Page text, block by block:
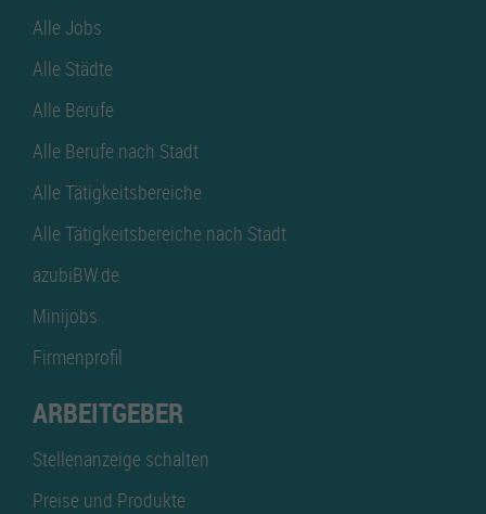
Alle Jobs
Alle Städte
Alle Berufe
Alle Berufe nach Stadt
Alle Tätigkeitsbereiche
Alle Tätigkeitsbereiche nach Stadt
azubiBW.de
Minijobs
Firmenprofil
ARBEITGEBER
Stellenanzeige schalten
Preise und Produkte